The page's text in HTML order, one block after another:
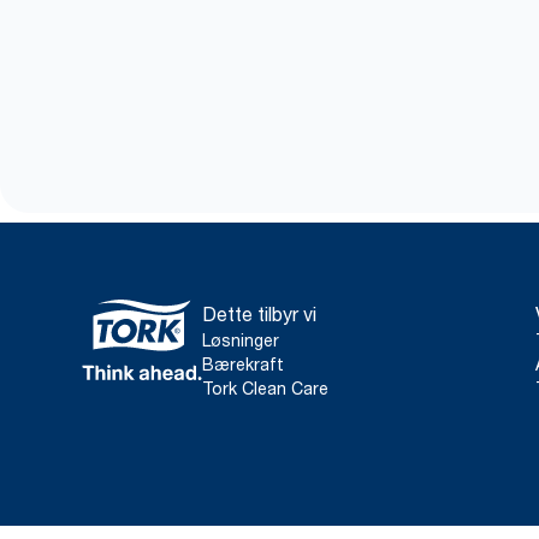
Dette tilbyr vi
Løsninger
Bærekraft
Tork Clean Care